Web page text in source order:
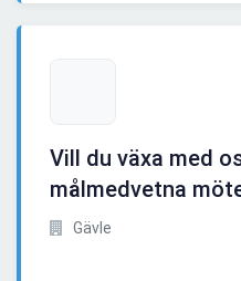
Vill du växa med
målmedvetna
Gävle